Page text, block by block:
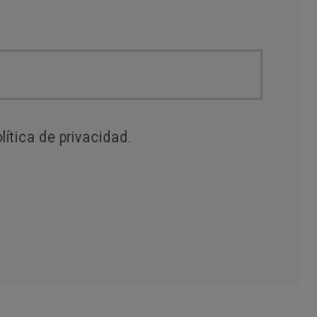
de privacidad .